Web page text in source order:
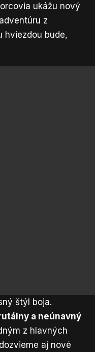
ukážu nový
z
hviezdou bude,
štýl boja.
a neúnavný
z hlavných
aj nové